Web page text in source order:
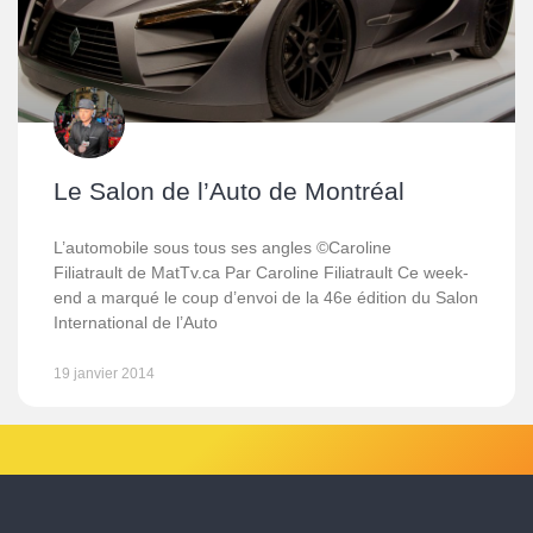
Le Salon de l’Auto de Montréal
L’automobile sous tous ses angles ©Caroline
Filiatrault de MatTv.ca Par Caroline Filiatrault Ce week-
end a marqué le coup d’envoi de la 46e édition du Salon
International de l’Auto
19 janvier 2014